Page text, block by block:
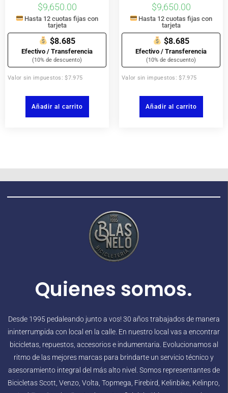
$9,650.00
Hasta 12 cuotas fijas con
tarjeta
$8.685
Efectivo / Transferencia
(10% de descuento)
Valor sin impuestos: $7.975
Añadir al carrito
$9,650.00
Hasta 12 cuotas fijas con
tarjeta
$8.685
Efectivo / Transferencia
(10% de descuento)
Valor sin impuestos: $7.975
Añadir al carrito
Quienes somos.
Desde 1995 pedaleando junto a vos! 30 años trabajados de manera
ininterrumpida con local en la calle. En nuestro local vas a encontrar
bicicletas, repuestos, accesorios e indumentaria. Evolucionamos al
ritmo de las mejores marcas para brindarte un servicio técnico y
asesoramiento integral del más alto nivel. Somos representantes de
Bicicletas Scott, Venzo, Volta, Topmega, Firebird, Kelinbike, Kelinpro,